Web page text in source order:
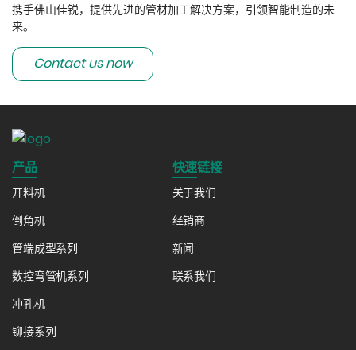
深耕行业近二十载，技术积淀获国际认可
资料显示，佳锐智能成立于2017年，但其技术底蕴可追溯至2005
年。经过近二十年的发展，公司已从单纯的设备制造商转型为“研
发、生产、销售、技术服务”一体化的高新技术企业，凭借过硬的技
应链体系。长期服务于国内外知名企业，包括：长城汽车、宇通汽
车、五菱汽车、
陆集团、法国法雷奥、德国莱尼集团、美的集团、海尔集团、三
花、盾安、上海SAAA、江苏腾龙、浙江阿能、南京利德东方等行业
标杆企业。这一市场布局充分证明了其产品在稳定性与先进性上已
具备与国际品牌同台竞技的能力。
携手佛山佳锐，提供先进的管材加工解决方案，引领智能制造的未
来。
Contact us now
产品
开料机
倒角机
管端成型系列
数控弯管机系列
冲孔机
铆接系列
快速链接
关于我们
经销商
新闻
联系我们